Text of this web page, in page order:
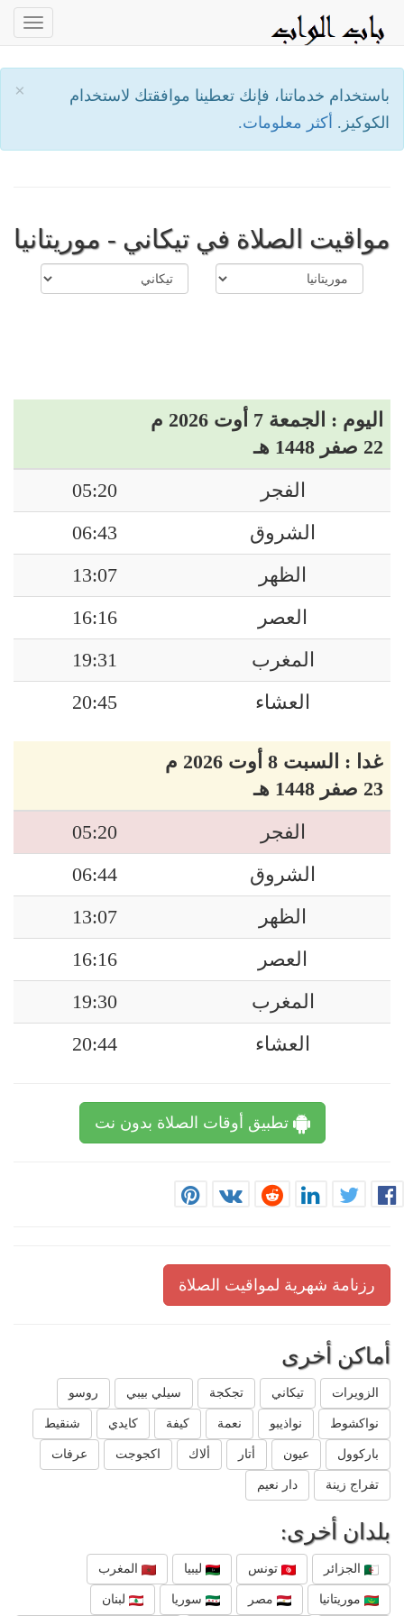
×
باستخدام خدماتنا، فإنك تعطينا موافقتك لاستخدام
الكوكيز. أكثر معلومات.
مواقيت الصلاة في تيكاني - موريتانيا
اليوم : الجمعة 7 أوت 2026 م
22 صفر 1448 هـ
الفجر
05:20
الشروق
06:43
الظهر
13:07
العصر
16:16
المغرب
19:31
العشاء
20:45
غدا : السبت 8 أوت 2026 م
23 صفر 1448 هـ
الفجر
05:20
الشروق
06:44
الظهر
13:07
العصر
16:16
المغرب
19:30
العشاء
20:44
تطبيق أوقات الصلاة بدون نت
رزنامة شهرية لمواقيت الصلاة
أماكن أخرى
الزويرات تيكاني تجكجة سيلي بيبي روسو
نواكشوط نواذيبو نعمة كيفة كايدي شنقيط
باركوول عيون أتار ألاك اكجوجت عرفات
تفراج زينة دار نعيم
بلدان أخرى:
الجزائر تونس ليبيا المغرب
موريتانيا مصر سوريا لبنان